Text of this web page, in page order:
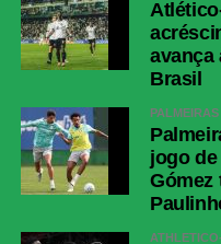
avança
Brasil
PALMEIRAS
jogo
Gómez